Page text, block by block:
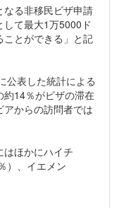
なる非移民ビザ申請
て最大1万5000ド
ことができる」と記
公表した統計による
約14％がビザの滞在
からの訪問者では
はほかにハイチ
）、イエメン